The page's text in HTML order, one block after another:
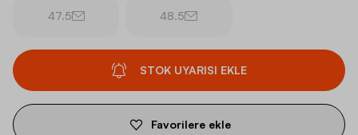
47.5 48.5
STOK UYARISI EKLE
Favorilere ekle